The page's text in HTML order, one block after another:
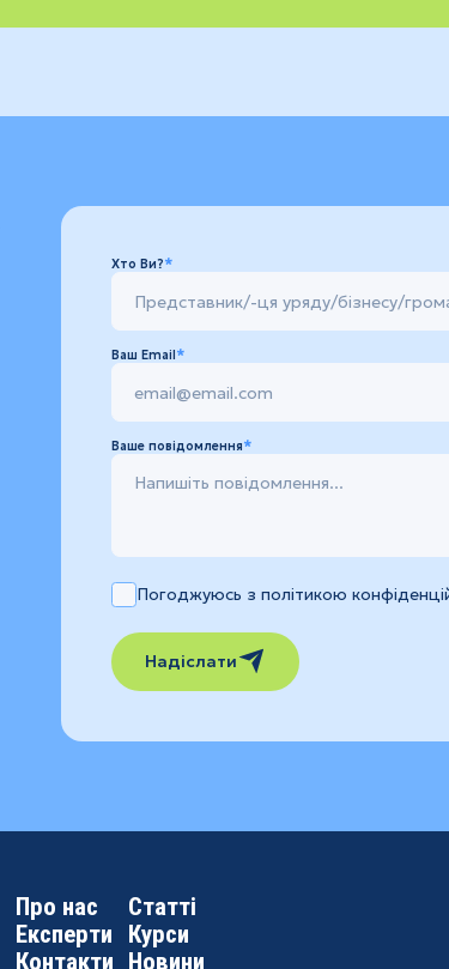
Хто Ви?
Ваш Email
Ваше повідомлення
Погоджуюсь з політикою
Надіслати
Про нас
Експерти
Контакти
Статті
Курси
Новини